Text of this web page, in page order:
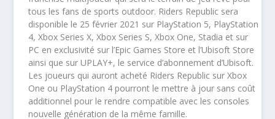
tous les fans de sports outdoor. Riders Republic sera
disponible le 25 février 2021 sur PlayStation 5, PlayStation
4, Xbox Series X, Xbox Series S, Xbox One, Stadia et sur
PC en exclusivité sur l’Epic Games Store et l’Ubisoft Store
ainsi que sur UPLAY+, le service d’abonnement d’Ubisoft.
Les joueurs qui auront acheté Riders Republic sur Xbox
One ou PlayStation 4 pourront le mettre à jour sans coût
additionnel pour le rendre compatible avec les consoles
nouvelle génération de la même famille.